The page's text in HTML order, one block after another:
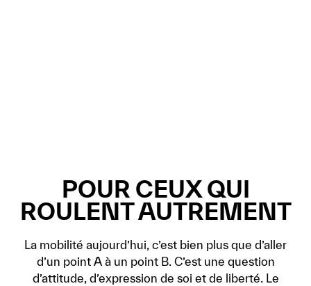
POUR CEUX QUI
ROULENT AUTREMENT
La mobilité aujourd’hui, c’est bien plus que d’aller
d’un point A à un point B. C’est une question
d’attitude, d’expression de soi et de liberté. Le